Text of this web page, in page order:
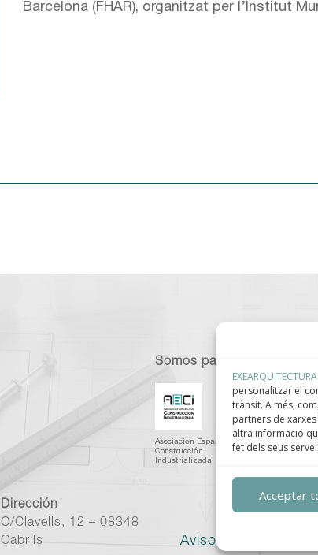
personalitzar el
trànsit. A més,
partners de
altra informació
fet dels seus
Acceptar
Barcelona (FHAR), organitzat per l’Institut
Somos parte de:
Asociación Española de
Construcción
Industrializada.
Dirección
C/Clavells, 12 – 08348
Cabrils
Aviso legal